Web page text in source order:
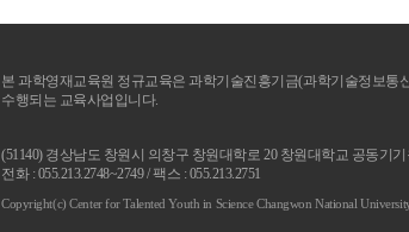
본 과학영재교육원 정규교육은 과학기술진흥기금(과학기술정보
수행되는 교육사업입니다.
(51140) 경상남도 창원시 의창구 창원대학로 20 창원대학교 공동기
전화 : 055.213.2748~2749 / 팩스 : 055.213.2751
Copyright(c) Center for Talented Youth in Science Changwon National